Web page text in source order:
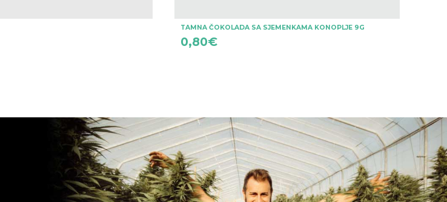
TAMNA ČOKOLADA SA SJEMENKAMA KONOPLJE 9G
0,80€